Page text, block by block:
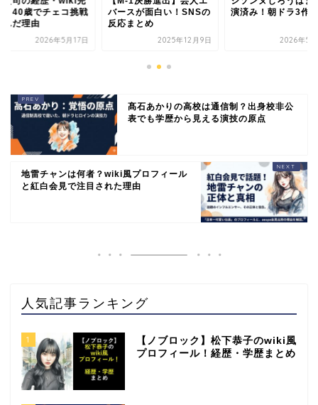
｜40歳でチェコ挑戦
んだ理由
2026年5月17日
バースが面白い！SNSの
反応まとめ
2025年12月9日
演済み！朝ドラ3作
2026年5
髙石あかりの高校は通信制？出身校非公
表でも学歴から見える演技の原点
地雷チャンは何者？wiki風プロフィール
と紅白会見で注目された理由
人気記事ランキング
1
【ノブロック】松下恭子のwiki風
プロフィール！経歴・学歴まとめ